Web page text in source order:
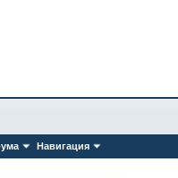
Навигация